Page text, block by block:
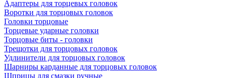
Адаптеры для торцевых головок
Воротки для торцовых головок
Головки торцовые
Торцевые ударные головки
Торцовые биты - головки
Трещотки для торцовых головок
Удлинители для торцовых головок
Шарниры карданные для торцовых головок
Шприцы для смазки ручные